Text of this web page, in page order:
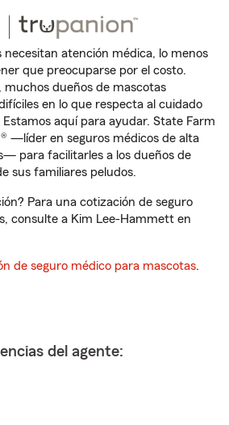
necesitan atención médica, lo menos
que preocuparse por el costo.
dueños de mascotas
en lo que respecta al cuidado
aquí para ayudar. State Farm
—líder en seguros médicos de alta
para facilitarles a los dueños de
sus familiares peludos.
Para una cotización de seguro
consulte a Kim Lee-Hammett en
de seguro médico para mascotas.
del agente: